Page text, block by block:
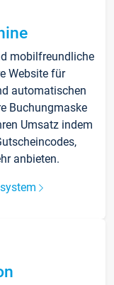
mobilfreundliche
Website für
automatischen
Buchungmaske
Umsatz indem
anbieten.